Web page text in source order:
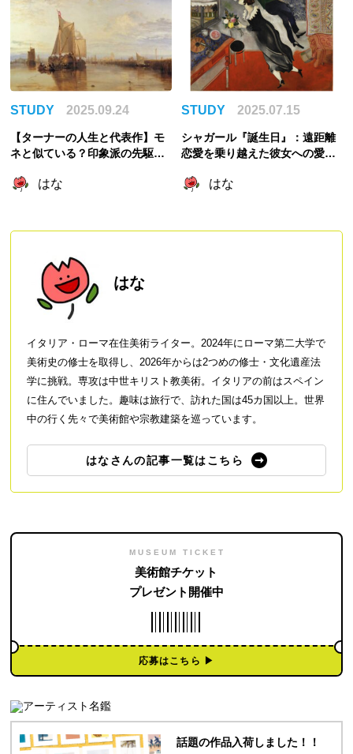
STUDY 2025.09.24
【ターナーの人生と代表作】モ
ネと似ている？印象派の先駆
はな
STUDY 2025.07.15
シャガール『誕生日』：遠距離
恋愛を乗り越えた彼女への愛が
はな
はな
イタリア・ローマ在住美術ライター。2024年にローマ第二大学で
美術史の修士を取得し、2026年からは2つめの修士・文化遺産法
学に挑戦。専攻は中世キリスト教美術。イタリアの前はスペイン
に住んでいました。趣味は旅行で、訪れた国は45カ国以上。世界
中の行く先々で美術館や宗教建築を巡っています。
はなさんの記事一覧はこちら
MUSEUM TICKET
美術館チケット
プレゼント開催中
応募はこちら ▶︎
話題の作品入荷しました！！